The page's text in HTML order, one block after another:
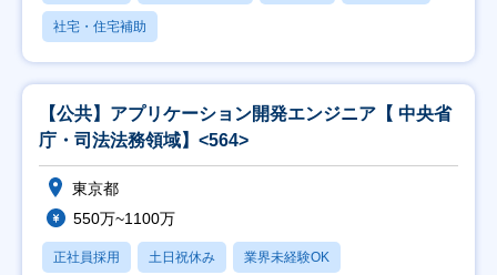
社宅・住宅補助
【公共】アプリケーション開発エンジニア【 中央省
庁・司法法務領域】<564>
東京都
550万~1100万
正社員採用 土日祝休み 業界未経験OK